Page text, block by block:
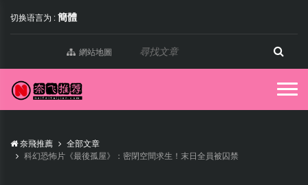
切换语言为 : 簡體
網站地圖
奈飛推薦
全部文章
科幻恐怖片《最後孤屋》：密閉空間求生！末日全員被囚禁